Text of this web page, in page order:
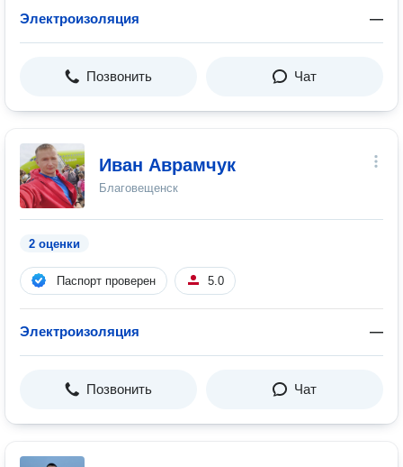
Электроизоляция —
Позвонить Чат
Иван Аврамчук
Благовещенск
2 оценки
Паспорт проверен 5.0
Электроизоляция —
Позвонить Чат